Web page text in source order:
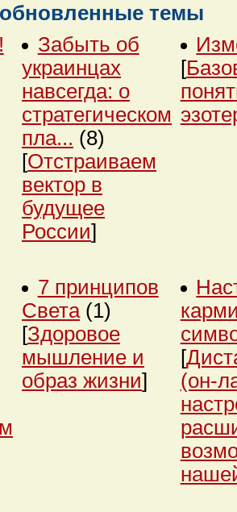
темы
Забыть об
украинцах
навсегда: о
стратегическом
пла... (8)
[Отстраиваем
вектор в
будущее
России]
[
7 принципов
Света (1)
[Здоровое
мышление и
образ жизни]
[
(он-